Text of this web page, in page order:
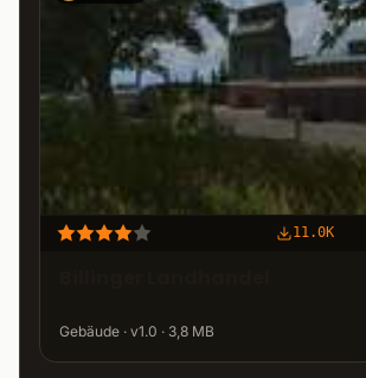
11.0K
Gebäude · v1.0 · 3,8 MB